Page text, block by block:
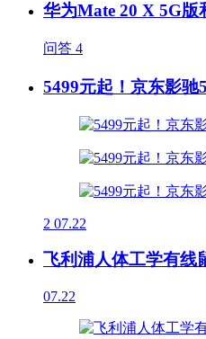
华为Mate 20 X 5G版
问答 4
5499元起！京东影驰
2 07.22
飞利浦人体工学有线
07.22